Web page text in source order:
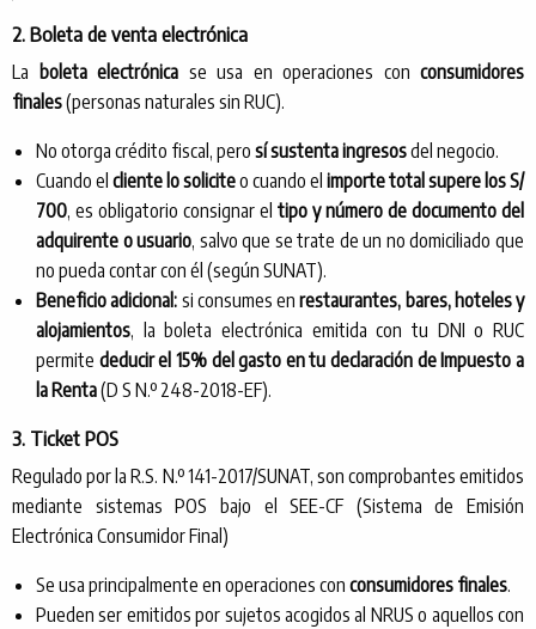
2. Boleta de venta electrónica
La boleta electrónica se usa en operaciones con consumidores
finales(personas naturales sin RUC).
No otorga crédito fiscal, pero sí sustenta ingresosdel negocio.
Cuando el cliente lo soliciteo cuando el importe total supere los S/
700, es obligatorio consignar el tipo y número de documento del
adquirente o usuario, salvo que se trate de un no domiciliado que
no pueda contar con él (según SUNAT).
Beneficio adicional: si consumes enrestaurantes, bares, hoteles y
alojamientos, la boleta electrónica emitida con tu DNI o RUC
permite deducir el 15% del gasto en tu declaración de Impuesto a
la Renta(D S N.º 248-2018-EF).
3. Ticket POS
Regulado por la R.S. N.º 141-2017/SUNAT, son comprobantes emitidos
mediante sistemas POS bajo el SEE-CF (Sistema de Emisión
Electrónica Consumidor Final)
Se usa principalmente en operaciones con consumidores finales.
Pueden ser emitidos por sujetos acogidos al NRUS o aquellos con